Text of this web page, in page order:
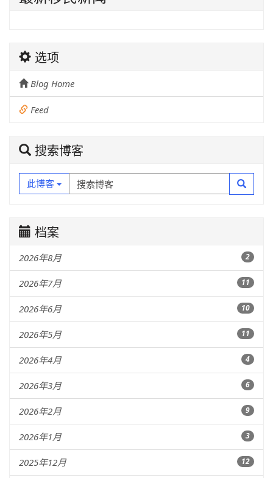
选项
Blog Home
Feed
搜索博客
此博客
档案
2026年8月 2
2026年7月 11
2026年6月 10
2026年5月 11
2026年4月 4
2026年3月 6
2026年2月 9
2026年1月 3
2025年12月 12